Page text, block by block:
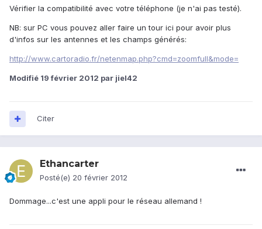
Vérifier la compatibilité avec votre téléphone (je n'ai pas testé).
NB: sur PC vous pouvez aller faire un tour ici pour avoir plus
d'infos sur les antennes et les champs générés:
http://www.cartoradio.fr/netenmap.php?cmd=zoomfull&mode=
Modifié 19 février 2012 par jiel42
Citer
Ethancarter
Posté(e) 20 février 2012
Dommage...c'est une appli pour le réseau allemand !